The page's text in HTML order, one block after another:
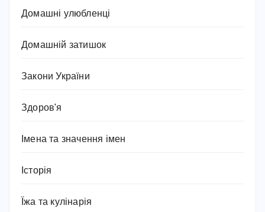
Домашні улюбленці
Домашній затишок
Закони України
Здоров'я
Імена та значення імен
Історія
Їжа та кулінарія